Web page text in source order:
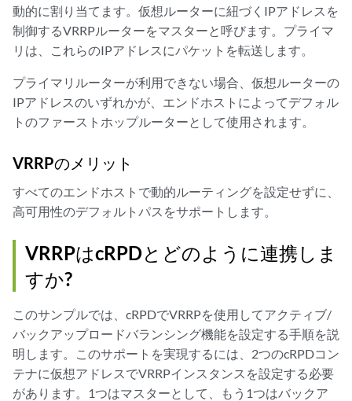
動的に割り当てます。仮想ルーターに紐づくIPアドレスを
制御するVRRPルーターをマスターと呼びます。プライマ
リは、これらのIPアドレスにパケットを転送します。
プライマリルーターが利用できない場合、仮想ルーターの
IPアドレスのいずれかが、エンドホストによってデフォル
トのファーストホップルーターとして使用されます。
VRRPのメリット
すべてのエンドホストで動的ルーティングを設定せずに、
高可用性のデフォルトパスをサポートします。
VRRPはcRPDとどのように連携しま
すか?
このサンプルでは、cRPDでVRRPを使用してアクティブ/
バックアップロードバランシング機能を設定する手順を説
明します。このサポートを実現するには、2つのcRPDコン
テナに仮想アドレスでVRRPインスタンスを設定する必要
があります。1つはマスターとして、もう1つはバックア